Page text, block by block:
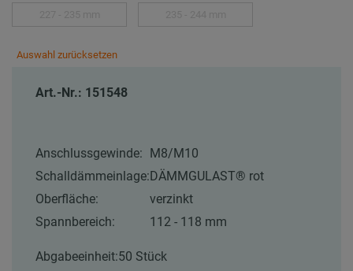
Auswahl zurücksetzen
Art.-Nr.: 151548
Anschlussgewinde:
M8/M10
Schalldämmeinlage: DÄMMGULAST® rot
Oberfläche:
verzinkt
Spannbereich:
112 - 118 mm
Abgabeeinheit:50 Stück